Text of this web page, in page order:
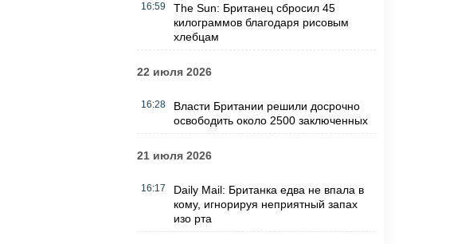
16:59
The Sun: Британец сбросил 45
килограммов благодаря рисовым
хлебцам
22 июля 2026
16:28
Власти Британии решили досрочно
освободить около 2500 заключенных
21 июля 2026
16:17
Daily Mail: Британка едва не впала в
кому, игнорируя неприятный запах
изо рта